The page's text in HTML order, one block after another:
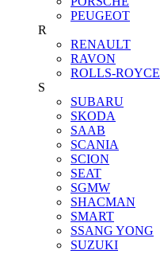
PEUGEOT
R
RENAULT
RAVON
ROLLS-ROYCE
S
SUBARU
SKODA
SAAB
SCANIA
SCION
SEAT
SGMW
SHACMAN
SMART
SSANG YONG
SUZUKI